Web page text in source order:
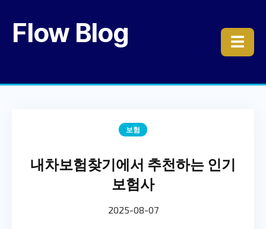
Flow Blog ☰
보험
내차보험찾기에서 추천하는 인기
보험사
2025-08-07